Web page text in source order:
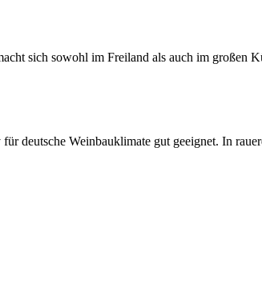
sich sowohl im Freiland als auch im großen
deutsche Weinbauklimate gut geeignet. In